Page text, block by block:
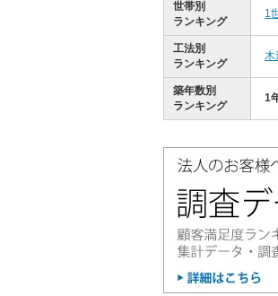
世帯別
ランキング
1
工法別
ランキング
木
築年数別
ランキング
1